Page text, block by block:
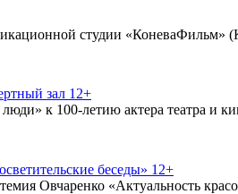
студии «КоневаФильм»
зал 12+
к 100-летию актера театра и
беседы» 12+
Овчаренко «Актуальность